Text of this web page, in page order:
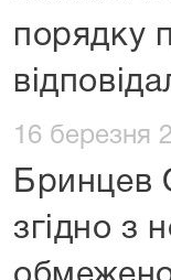
порядку
16 березня
Бринцев
згідно з